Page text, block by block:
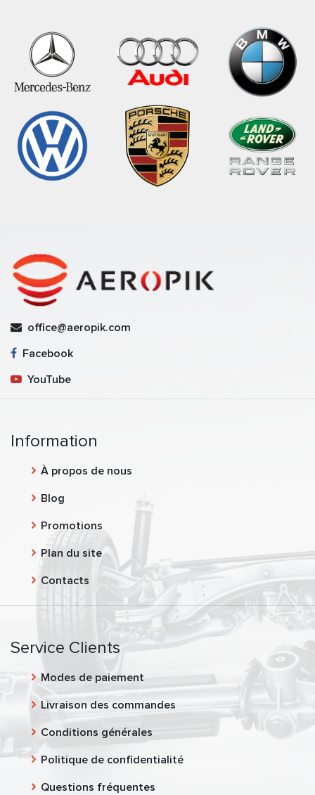
office@aeropik.com
Facebook
YouTube
Information
À propos de nous
Blog
Promotions
Plan du site
Contacts
Service Clients
Modes de paiement
Livraison des commandes
Conditions générales
Politique de confidentialité
Questions fréquentes